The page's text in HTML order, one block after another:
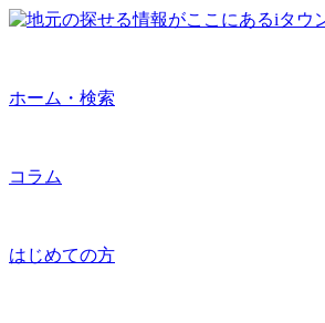
ホーム・検索
コラム
はじめての方